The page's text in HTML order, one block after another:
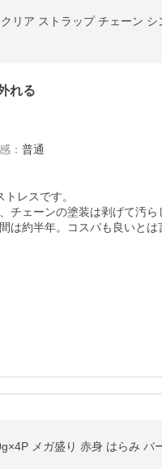
リア ストラップ チェーン
れる
： 普通
レスです。
チェーンの塗装は剥げて汚
は約半年。コスパも良いとは
メガ盛り 赤身 はらみ